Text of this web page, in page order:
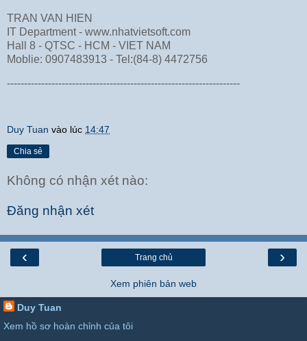
TRAN VAN HIEN
IT Department - www.nhatvietsoft.com
Hall 8 - QTSC - HCM - VIET NAM
Moblie: 0907483913 - Tel:(84-8) 4472756
--------------------------------------------------------------------
Duy Tuan vào lúc 14:47
Chia sẻ
Không có nhận xét nào:
Đăng nhận xét
‹ ›
Trang chủ
Xem phiên bản web
Duy Tuan
Xem hồ sơ hoàn chỉnh của tôi